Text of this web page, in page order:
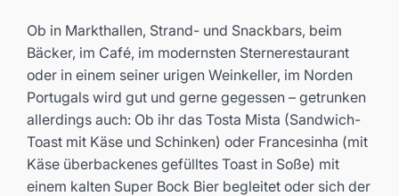
Ob in Markthallen, Strand- und Snackbars, beim
Bäcker, im Café, im modernsten Sternerestaurant
oder in einem seiner urigen Weinkeller, im Norden
Portugals wird gut und gerne gegessen – getrunken
allerdings auch: Ob ihr das Tosta Mista (Sandwich-
Toast mit Käse und Schinken) oder Francesinha (mit
Käse überbackenes gefülltes Toast in Soße) mit
einem kalten Super Bock Bier begleitet oder sich der